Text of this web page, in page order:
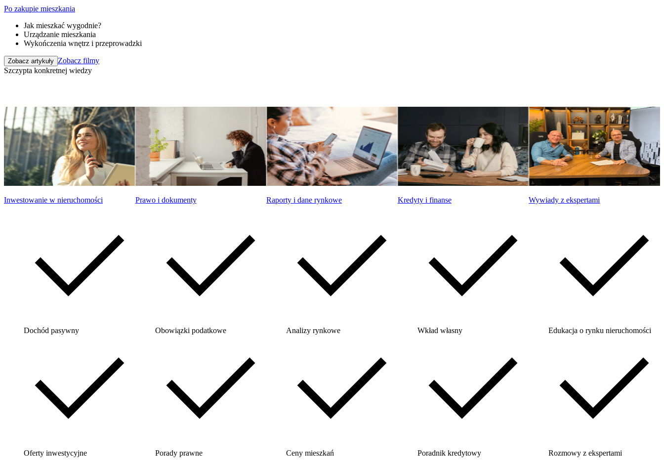
Po zakupie mieszkania
Jak mieszkać wygodnie?
Urządzanie mieszkania
Wykończenia wnętrz i przeprowadzki
Zobacz artykuły Zobacz filmy
Szczypta konkretnej wiedzy
Inwestowanie w nieruchomości
Dochód pasywny
Oferty inwestycyjne
Prawo i dokumenty
Obowiązki podatkowe
Porady prawne
Raporty i dane rynkowe
Analizy rynkowe
Ceny mieszkań
Kredyty i finanse
Wkład własny
Poradnik kredytowy
Wywiady z ekspertami
Edukacja o rynku nieruchomości
Rozmowy z ekspertami